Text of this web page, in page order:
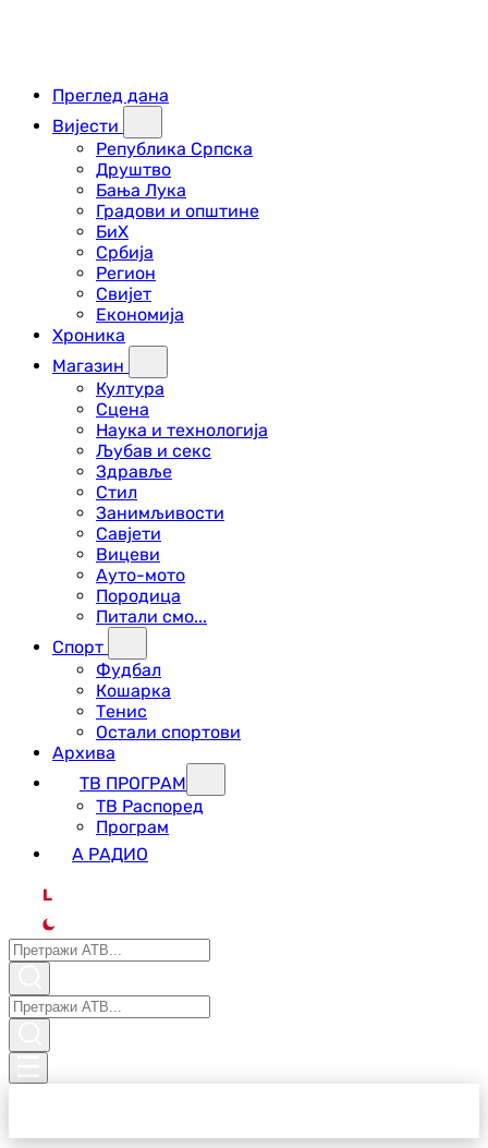
Преглед дана
Вијести
Република Српска
Друштво
Бања Лука
Градови и општине
БиХ
Србија
Регион
Свијет
Економија
Хроника
Магазин
Култура
Сцена
Наука и технологија
Љубав и секс
Здравље
Стил
Занимљивости
Савјети
Вицеви
Ауто-мото
Породица
Питали смо...
Спорт
Фудбал
Кошарка
Тенис
Остали спортови
Архива
ТВ ПРОГРАМ
ТВ Распоред
Програм
А РАДИО
L